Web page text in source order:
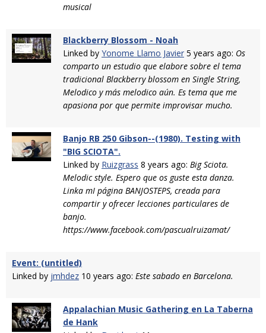
musical
Blackberry Blossom - Noah
Linked by Yonome Llamo Javier 5 years ago: Os
comparto un estudio que elabore sobre el tema
tradicional Blackberry blossom en Single String,
Melodico y más melodico aún. Es tema que me
apasiona por que permite improvisar mucho.
Banjo RB 250 Gibson--(1980). Testing with
"BIG SCIOTA".
Linked by Ruizgrass 8 years ago: Big Sciota.
Melodic style. Espero que os guste esta danza.
Linka mI página BANJOSTEPS, creada para
compartir y ofrecer lecciones particulares de
banjo.
https://www.facebook.com/pascualruizamat/
Event: (untitled)
Linked by jmhdez 10 years ago: Este sabado en Barcelona.
Appalachian Music Gathering en La Taberna
de Hank